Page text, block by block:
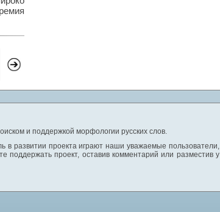
и поддержкой морфологии русских слов.
в развитии проекта играют наши уважаемые пользователи,
проект, оставив комментарий или разместив у